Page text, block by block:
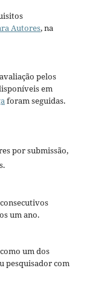
Autores, na
pelos
em
foram seguidas.
por submissão,
um ano.
um dos
pesquisador com